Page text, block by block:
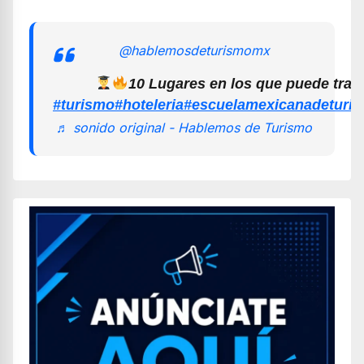
@hablemosdeturismomx
10 Lugares en los que puede
#turismo#hoteleria
♬ sonido original - Hablemos de Turismo